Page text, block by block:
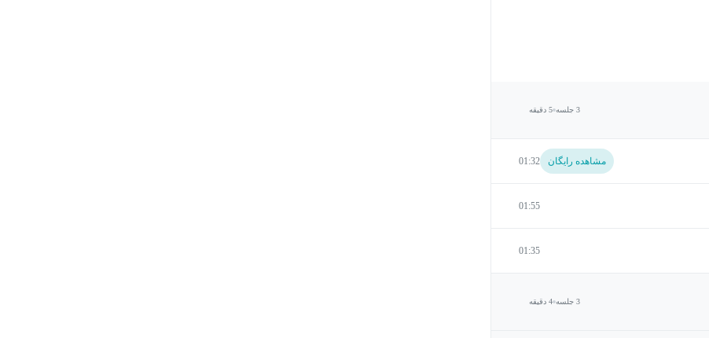
3 جلسه 5 دقیقه
مشاهده رایگان 01:32
01:55
01:35
3 جلسه 4 دقیقه